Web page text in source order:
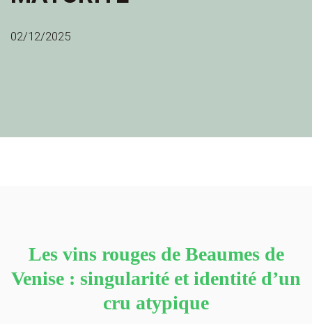
02/12/2025
Les vins rouges de Beaumes de
Venise : singularité et identité d’un
cru atypique